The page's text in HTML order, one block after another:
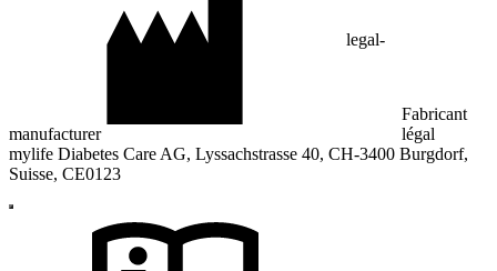
legal-
manufacturer
Fabricant
légal
mylife Diabetes Care AG, Lyssachstrasse 40, CH-3400 Burgdorf,
Suisse, CE0123